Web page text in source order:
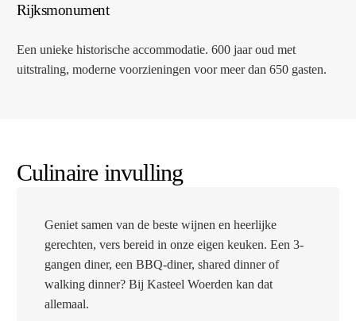
Rijksmonument
Een unieke historische accommodatie. 600 jaar oud met
uitstraling, moderne voorzieningen voor meer dan 650 gasten.
Culinaire invulling
Geniet samen van de beste wijnen en heerlijke
gerechten, vers bereid in onze eigen keuken. Een 3-
gangen diner, een BBQ-diner, shared dinner of
walking dinner? Bij Kasteel Woerden kan dat
allemaal.